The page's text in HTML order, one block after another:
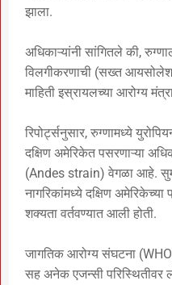
झाला.
अधिकाऱ्यांनी सांगितले की,
विलगीकरणाची (सख्त
माहिती इस्रायलच्या आरोग्य
रिपोर्ट्सनुसार, रुग्णामध्ये
दक्षिण अमेरिकेत पसरणाऱ्या
(Andes strain) वेगळा आहे.
नागरिकांमध्ये दक्षिण अमेरिकेच्या
शक्यता वर्तवण्यात आली होती.
जागतिक आरोग्य संघटना
सह अनेक एजन्सी परिस्थितीवर